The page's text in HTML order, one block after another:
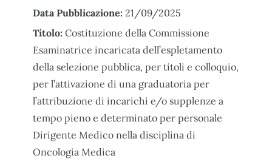
Data Pubblicazione: 21/09/2025
Titolo: Costituzione della Commissione
Esaminatrice incaricata dell’espletamento
della selezione pubblica, per titoli e colloquio,
per l’attivazione di una graduatoria per
l’attribuzione di incarichi e/o supplenze a
tempo pieno e determinato per personale
Dirigente Medico nella disciplina di
Oncologia Medica